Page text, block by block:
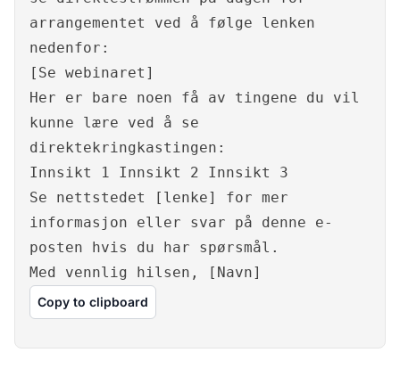
arrangementet ved å følge lenken
nedenfor:
[Se webinaret]
Her er bare noen få av tingene du vil
kunne lære ved å se
direktekringkastingen:
Innsikt 1 Innsikt 2 Innsikt 3
Se nettstedet [lenke] for mer
informasjon eller svar på denne e-
posten hvis du har spørsmål.
Med vennlig hilsen, [Navn]
Copy to clipboard